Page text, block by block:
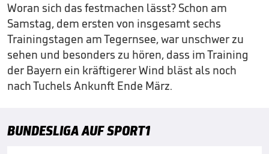
Woran sich das festmachen lässt? Schon am
Samstag, dem ersten von insgesamt sechs
Trainingstagen am Tegernsee, war unschwer zu
sehen und besonders zu hören, dass im Training
der Bayern ein kräftigerer Wind bläst als noch
nach Tuchels Ankunft Ende März.
BUNDESLIGA AUF SPORT1